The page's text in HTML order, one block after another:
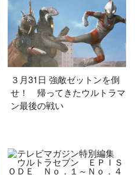
３月31日 強敵ゼットンを倒
せ！ 帰ってきたウルトラマ
ン最後の戦い